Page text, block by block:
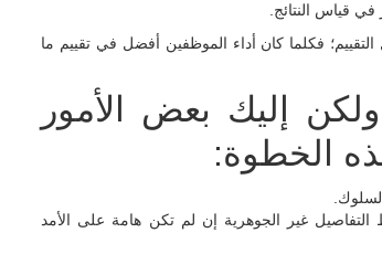
قياس النتائج.
فكلما كان أداء الموظفين أفضل في تقييم ما
إليك بعض الأمور
الخطوة:
غير الجوهرية إن لم تكن هامة على الأمد